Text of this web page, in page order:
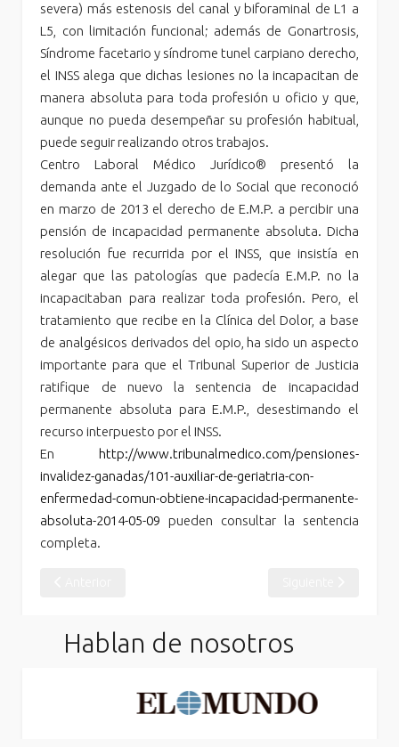
severa) más estenosis del canal y biforaminal de L1 a
L5, con limitación funcional; además de Gonartrosis,
Síndrome facetario y síndrome tunel carpiano derecho,
el INSS alega que dichas lesiones no la incapacitan de
manera absoluta para toda profesión u oficio y que,
aunque no pueda desempeñar su profesión habitual,
puede seguir realizando otros trabajos.
Centro Laboral Médico Jurídico® presentó la
demanda ante el Juzgado de lo Social que reconoció
en marzo de 2013 el derecho de E.M.P. a percibir una
pensión de incapacidad permanente absoluta. Dicha
resolución fue recurrida por el INSS, que insistía en
alegar que las patologías que padecía E.M.P. no la
incapacitaban para realizar toda profesión. Pero, el
tratamiento que recibe en la Clínica del Dolor, a base
de analgésicos derivados del opio, ha sido un aspecto
importante para que el Tribunal Superior de Justicia
ratifique de nuevo la sentencia de incapacidad
permanente absoluta para E.M.P., desestimando el
recurso interpuesto por el INSS.
En
http://www.tribunalmedico.com/pensiones-
invalidez-ganadas/101-auxiliar-de-geriatria-con-
enfermedad-comun-obtiene-incapacidad-permanente-
absoluta-2014-05-09pueden consultar la sentencia
completa.
Hablan de nosotros